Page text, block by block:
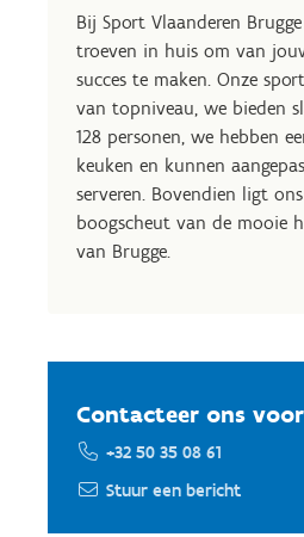
Bij Sport Vlaanderen
troeven in huis om van
succes te maken. Onze
van topniveau, we bieden
128 personen, we hebben
keuken en kunnen
serveren. Bovendien ligt
boogscheut van de mooie
van Brugge.
Contacteer ons
+32 50 35 08 61
Stuur een bericht